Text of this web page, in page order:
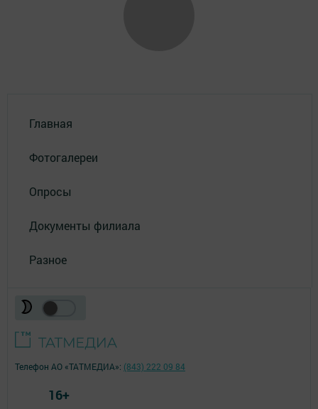
Главная
Фотогалереи
Опросы
Документы филиала
Разное
Телефон АО «ТАТМЕДИА»: (843) 222 09 84
16+